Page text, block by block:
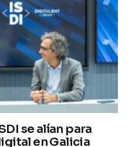
electrónico y web en
próxima vez que
se alían para
en Galicia